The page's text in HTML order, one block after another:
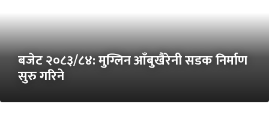
बजेट २०८३/८४: मुग्लिन आँबुखैरेनी सडक निर्माण
सुरु गरिने